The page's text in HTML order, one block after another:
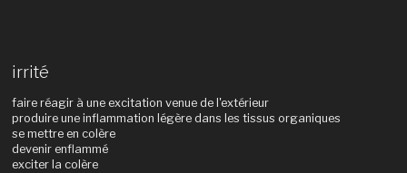
irrité
faire réagir à une excitation venue de l'extérieur
produire une inflammation légère dans les tissus organiques
se mettre en colère
devenir enflammé
exciter la colère